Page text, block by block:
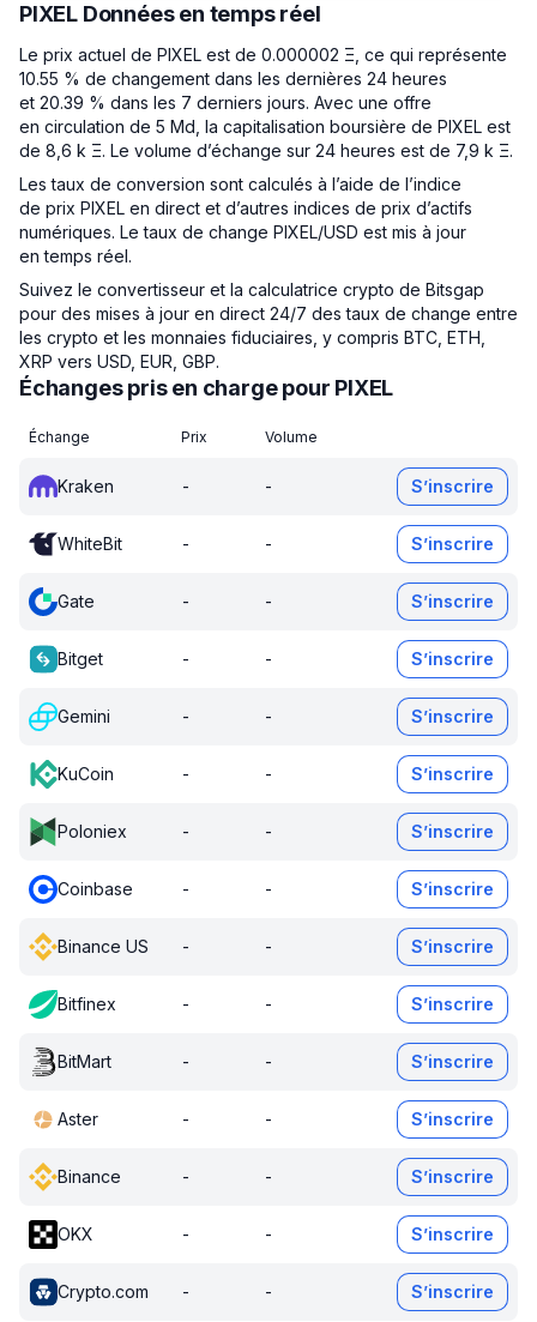
PIXEL Données en temps réel
Le prix actuel de PIXEL est de 0.000002 Ξ, ce qui représente
10.55 % de changement dans les dernières 24 heures
et 20.39 % dans les 7 derniers jours. Avec une offre
en circulation de 5 Md, la capitalisation boursière de PIXEL est
de 8,6 k Ξ. Le volume d’échange sur 24 heures est de 7,9 k Ξ.
Les taux de conversion sont calculés à l’aide de l’indice
de prix PIXEL en direct et d’autres indices de prix d’actifs
numériques. Le taux de change PIXEL/USD est mis à jour
en temps réel.
Suivez le convertisseur et la calculatrice crypto de Bitsgap
pour des mises à jour en direct 24/7 des taux de change entre
les crypto et les monnaies fiduciaires, y compris BTC, ETH,
XRP vers USD, EUR, GBP.
Échanges pris en charge pour PIXEL
Échange Prix Volume
Kraken - - S’inscrire
WhiteBit - - S’inscrire
Gate - - S’inscrire
Bitget - - S’inscrire
Gemini - - S’inscrire
KuCoin - - S’inscrire
Poloniex - - S’inscrire
Coinbase - - S’inscrire
Binance US - - S’inscrire
Bitfinex - - S’inscrire
BitMart - - S’inscrire
Aster - - S’inscrire
Binance - - S’inscrire
OKX - - S’inscrire
Crypto.com - - S’inscrire